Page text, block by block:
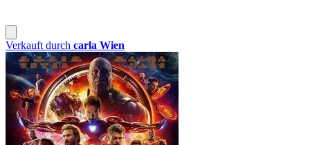
Verkauft durch carla Wien